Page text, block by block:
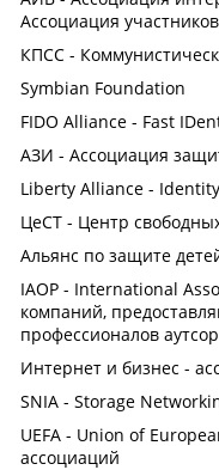
Ассоциация
КПСС -
Symbian Foundation
FIDO Alliance - Fast
АЗИ - Ассоциация
Liberty Alliance -
ЦеСТ - Центр
Альянс по защите
IAOP - International
компаний,
профессионалов
Интернет и бизнес -
SNIA - Storage
UEFA - Union of
ассоциаций